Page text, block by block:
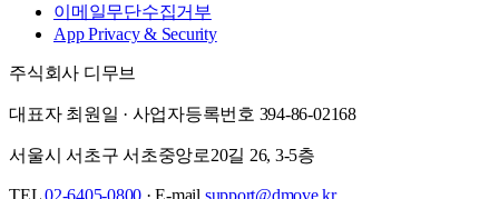
이메일무단수집거부
App Privacy & Security
주식회사 디무브
대표자 최원일 · 사업자등록번호 394-86-02168
서울시 서초구 서초중앙로20길 26, 3-5층